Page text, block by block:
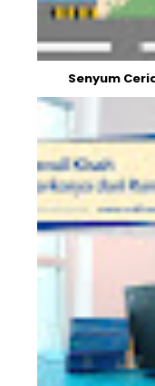
Senyum